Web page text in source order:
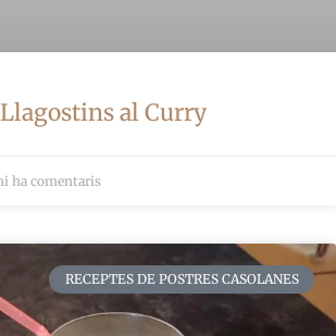
al Curry
ha comentaris
RECEPTES DE POSTRES CASOLANES